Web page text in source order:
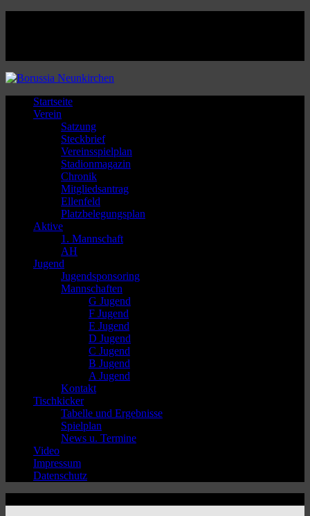
Startseite
Verein
Satzung
Steckbrief
Vereinsspielplan
Stadionmagazin
Chronik
Mitgliedsantrag
Ellenfeld
Platzbelegungsplan
Aktive
1. Mannschaft
AH
Jugend
Jugendsponsoring
Mannschaften
G Jugend
F Jugend
E Jugend
D Jugend
C Jugend
B Jugend
A Jugend
Kontakt
Tischkicker
Tabelle und Ergebnisse
Spielplan
News u. Termine
Video
Impressum
Datenschutz